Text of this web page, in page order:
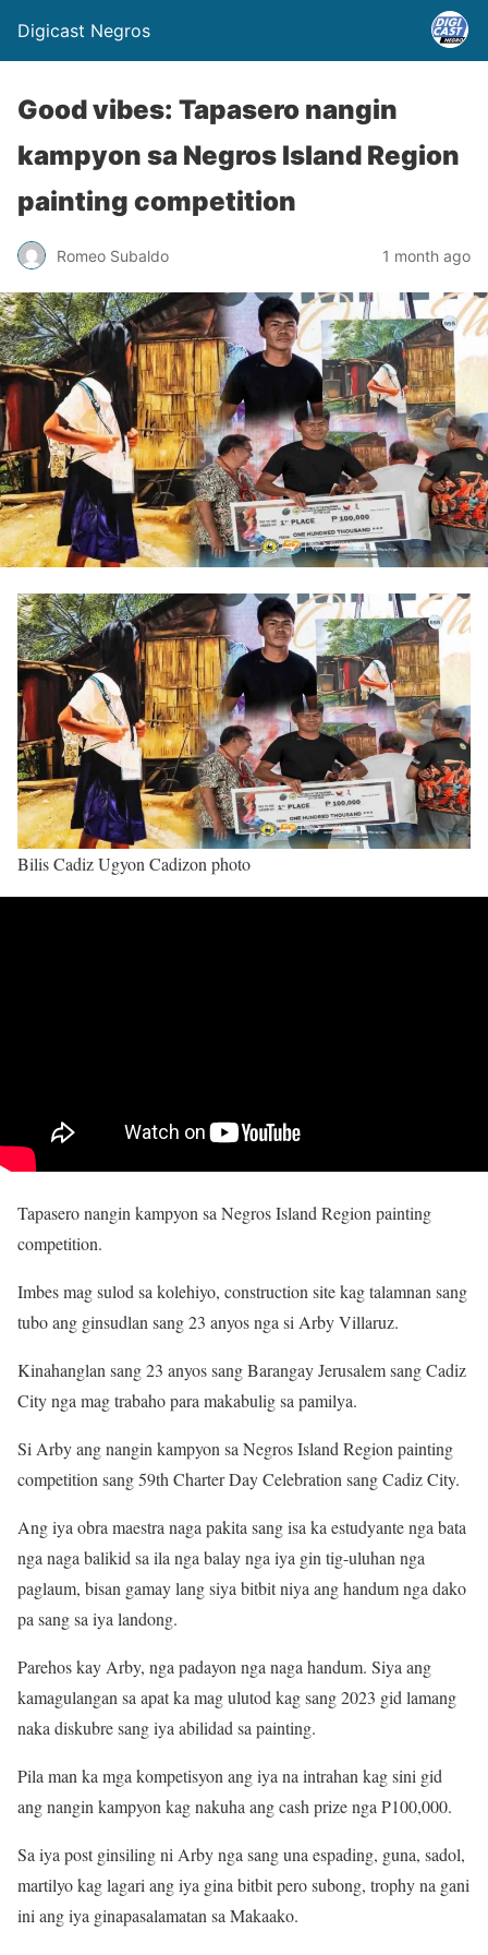
Digicast Negros
Good vibes: Tapasero nangin
kampyon sa Negros Island Region
painting competition
Romeo Subaldo 1 month ago
Bilis Cadiz Ugyon Cadizon photo
Tapasero nangin kampyon sa Negros Island Region painting
competition.
Imbes mag sulod sa kolehiyo, construction site kag talamnan sang
tubo ang ginsudlan sang 23 anyos nga si Arby Villaruz.
Kinahanglan sang 23 anyos sang Barangay Jerusalem sang Cadiz
City nga mag trabaho para makabulig sa pamilya.
Si Arby ang nangin kampyon sa Negros Island Region painting
competition sang 59th Charter Day Celebration sang Cadiz City.
Ang iya obra maestra naga pakita sang isa ka estudyante nga bata
nga naga balikid sa ila nga balay nga iya gin tig-uluhan nga
paglaum, bisan gamay lang siya bitbit niya ang handum nga dako
pa sang sa iya landong.
Parehos kay Arby, nga padayon nga naga handum. Siya ang
kamagulangan sa apat ka mag ulutod kag sang 2023 gid lamang
naka diskubre sang iya abilidad sa painting.
Pila man ka mga kompetisyon ang iya na intrahan kag sini gid
ang nangin kampyon kag nakuha ang cash prize nga P100,000.
Sa iya post ginsiling ni Arby nga sang una espading, guna, sadol,
martilyo kag lagari ang iya gina bitbit pero subong, trophy na gani
ini ang iya ginapasalamatan sa Makaako.